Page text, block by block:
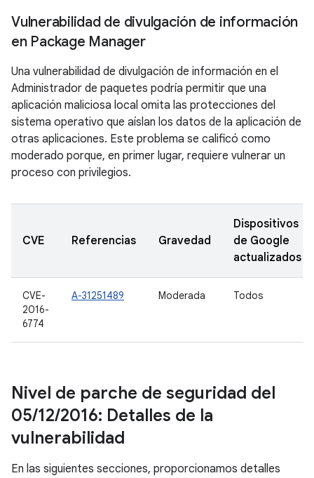
Vulnerabilidad de divulgación de información
en Package Manager
Una vulnerabilidad de divulgación de información en el
Administrador de paquetes podría permitir que una
aplicación maliciosa local omita las protecciones del
sistema operativo que aíslan los datos de la aplicación de
otras aplicaciones. Este problema se calificó como
moderado porque, en primer lugar, requiere vulnerar un
proceso con privilegios.
CVE Referencias Gravedad
Dispositivos
de Google
actualizados
CVE-
2016-
6774
A-31251489 Moderada Todos
Nivel de parche de seguridad del
05/12/2016: Detalles de la
vulnerabilidad
En las siguientes secciones, proporcionamos detalles